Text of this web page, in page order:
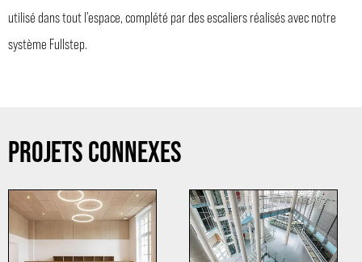
utilisé dans tout l’espace, complété par des escaliers réalisés avec notre
système Fullstep.
PROJETS CONNEXES